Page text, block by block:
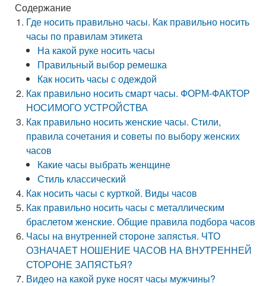
Содержание
Где носить правильно часы. Как правильно носить
часы по правилам этикета
На какой руке носить часы
Правильный выбор ремешка
Как носить часы с одеждой
Как правильно носить смарт часы. ФОРМ-ФАКТОР
НОСИМОГО УСТРОЙСТВА
Как правильно носить женские часы. Стили,
правила сочетания и советы по выбору женских
часов
Какие часы выбрать женщине
Стиль классический
Как носить часы с курткой. Виды часов
Как правильно носить часы с металлическим
браслетом женские. Общие правила подбора часов
Часы на внутренней стороне запястья. ЧТО
ОЗНАЧАЕТ НОШЕНИЕ ЧАСОВ НА ВНУТРЕННЕЙ
СТОРОНЕ ЗАПЯСТЬЯ?
Видео на какой руке носят часы мужчины?